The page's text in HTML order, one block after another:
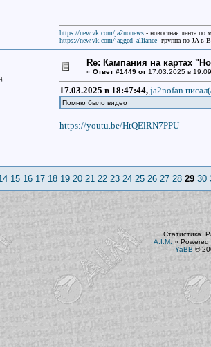
https://new.vk.com/ja2nonews- новостная лента по
https://new.vk.com/jagged_alliance-группа по JA в
Re: Кампания на картах
« Ответ #1449 от17.03.2025 в
17.03.2025 в 18:47:44, ja2nofan
Помню было видео
https://youtu.be/HtQElRN7PPU
15 16 17 18 19 20 21 22 23 24 25 26 27 28 29 30
Статистика.
A.I.M. » Powered
YaBB ©